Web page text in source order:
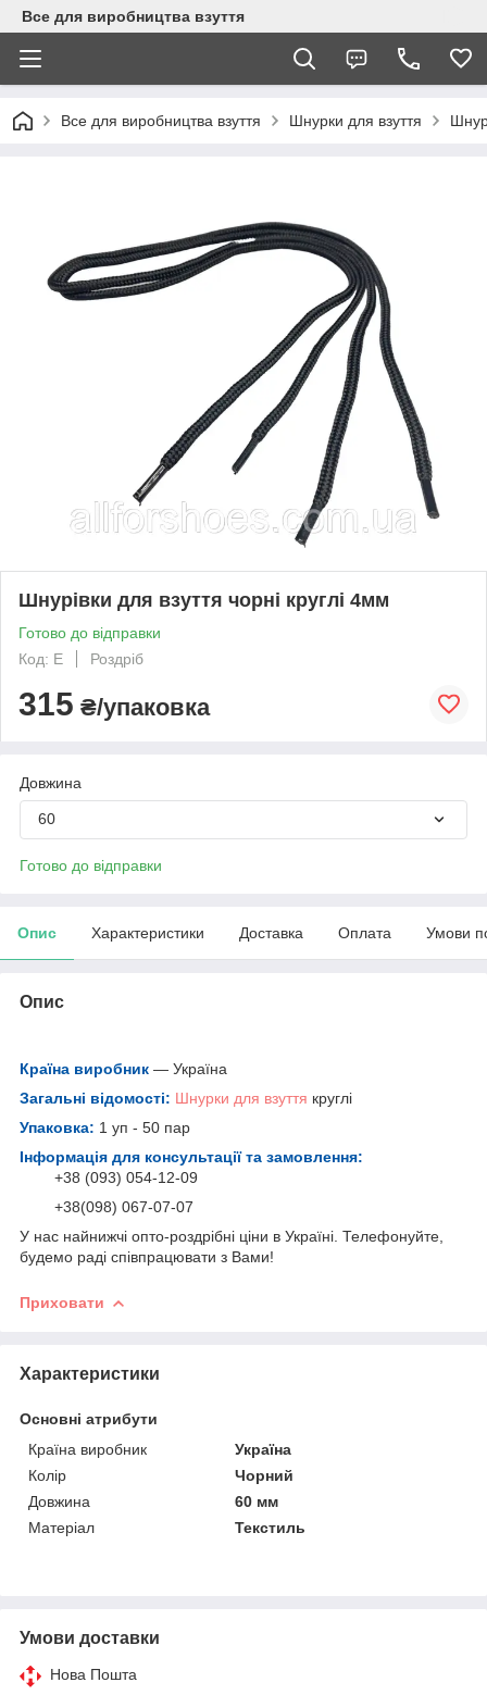
Все для виробництва взуття
Все для виробництва взуття Шнурки для взуття
Шнурівки для взуття чорні круглі 4мм
Готово до відправки
Код: Е
Роздріб
315 ₴/упаковка
Довжина
60
Готово до відправки
Опис Характеристики Доставка Оплата Умови
Опис
Країна виробник — Україна
Загальні відомості: Шнурки для взуття круглі
Упаковка: 1 уп - 50 пар
Інформація для консультації та замовлення:
+38 (093) 054-12-09
+38(098) 067-07-07
У нас найнижчі опто-роздрібні ціни в Україні. Телефонуйте,
будемо раді співпрацювати з Вами!
Приховати
Характеристики
Основні атрибути
Країна виробник
Україна
Колір
Чорний
Довжина
60 мм
Матеріал
Текстиль
Умови доставки
Нова Пошта